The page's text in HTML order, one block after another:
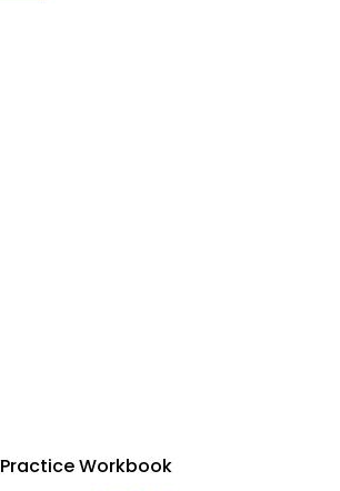
Practice Workbook